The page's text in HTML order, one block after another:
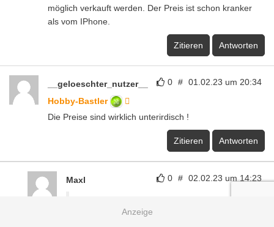
möglich verkauft werden. Der Preis ist schon kranker
als vom IPhone.
Zitieren Antworten
0 # 01.02.23 um 20:34
__geloeschter_nutzer__
Hobby-Bastler
Die Preise sind wirklich unterirdisch !
Zitieren Antworten
0 # 02.02.23 um 14:23
Maxl